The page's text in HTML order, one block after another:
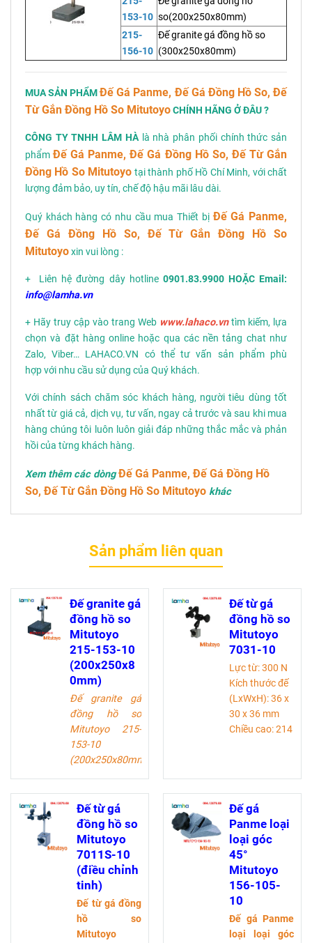
153-10 so(200x250x80mm)
215-
156-10
Đế granite gá đồng hồ so
(300x250x80mm)
MUA SẢN PHẨMĐế Gá Panme, Đế Gá Đồng Hồ So, Đế
Từ Gắn Đồng Hồ So MitutoyoCHÍNH HÃNG Ở ĐÂU ?
CÔNG TY TNHH LÂM HÀlà nhà phân phối chính thức sản
phẩm Đế Gá Panme, Đế Gá Đồng Hồ So, Đế Từ Gắn
Đồng Hồ So Mitutoyo tại thành phố Hồ Chí Minh, với chất
lượng đảm bảo, uy tín, chế độ hậu mãi lâu dài.
Quý khách hàng có nhu cầu mua Thiết bịĐế Gá Panme,
Đế Gá Đồng Hồ So, Đế Từ Gắn Đồng Hồ So
Mitutoyoxin vui lòng :
+ Liên hệ đường dây hotline 0901.83.9900 HOẶC Email:
info@lamha.vn
+ Hãy truy cập vào trang Web www.lahaco.vntìm kiếm, lựa
chọn và đặt hàng online hoặc qua các nền tảng chat như
Zalo, Viber… LAHACO.VN có thể tư vấn sản phẩm phù
hợp với nhu cầu sử dụng của Quý khách.
Với chính sách chăm sóc khách hàng, người tiêu dùng tốt
nhất từ giá cả, dịch vụ, tư vấn, ngay cả trước và sau khi mua
hàng chúng tôi luôn luôn giải đáp những thắc mắc và phản
hồi của từng khách hàng.
Xem thêm các dòng Đế Gá Panme, Đế Gá Đồng Hồ
So, Đế Từ Gắn Đồng Hồ So Mitutoyo khác
Sản phẩm liên quan
Đế granite gá
đồng hồ so
Mitutoyo
215-153-10
(200x250x8
0mm)
Đế granite gá
đồng hồ so
Mitutoyo 215-
153-10
(200x250x80mm)
thực hiện phép
đo, cho kết quả
chính xác nhất.
Phạm vi điều
chỉnh: 250mm.
Sử dụng cho
đồng hồ so
đường kính
trục: Ø8mm,
Ø9.53mm
Đế từ gá
đồng hồ so
Mitutoyo
7031-10
Lực từ: 300 N
Kích thước đế
(LxWxH): 36 x
30 x 36 mm
Chiều cao: 214
so: Ø6mm,
Ø8mm, Ø9.53
mm
Ren: M5 x 0.8
Đế từ gá
đồng hồ so
Mitutoyo
7011S-10
(điều chỉnh
tinh)
Đế từ gá đồng
hồ so
Mitutoyo
Đế gá
Panme loại
loại góc
45°
Mitutoyo
156-105-
10
Đế gá Panme
loại loại góc